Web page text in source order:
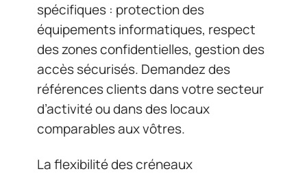
spécifiques : protection des
équipements informatiques, respect
des zones confidentielles, gestion des
accès sécurisés. Demandez des
références clients dans votre secteur
d’activité ou dans des locaux
comparables aux vôtres.
La flexibilité des créneaux